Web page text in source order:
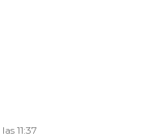
11:37